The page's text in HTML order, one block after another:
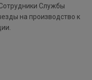
Службы
на производство к